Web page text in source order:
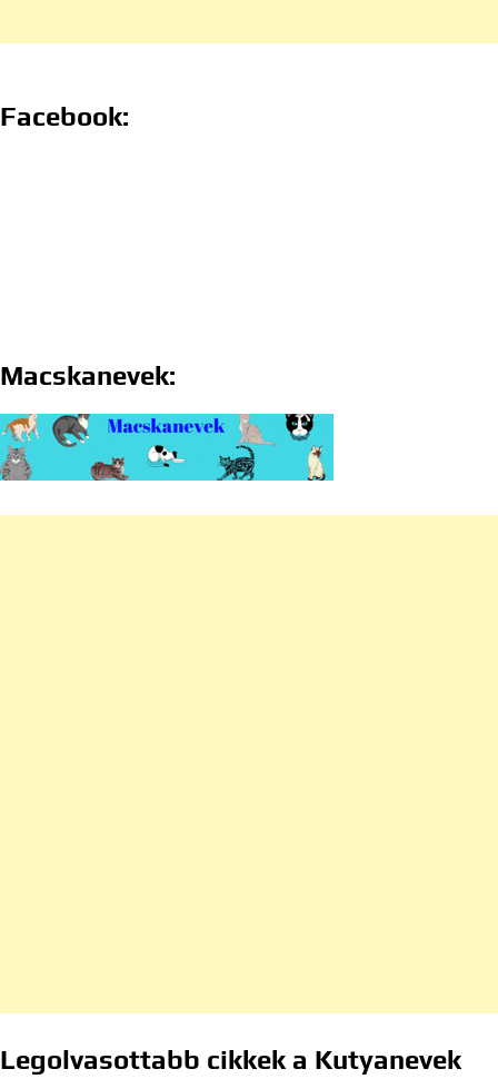
Facebook:
Macskanevek:
Legolvasottabb cikkek a Kutyanevek